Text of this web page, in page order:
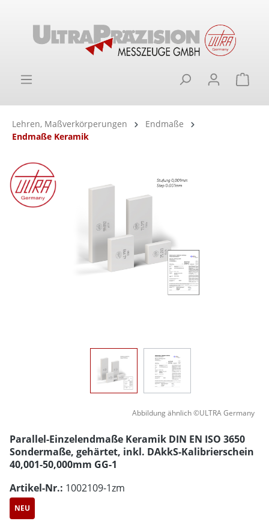
Lehren, Maßverkörperungen
Endmaße
Endmaße Keramik
Bildergalerie überspringen
Abbildung ähnlich ©ULTRA Germany
Parallel-Einzelendmaße Keramik DIN EN ISO 3650
Sondermaße, gehärtet, inkl. DAkkS-Kalibrierschein
40,001-50,000mm GG-1
Artikel-Nr.: 1002109-1zm
NEU